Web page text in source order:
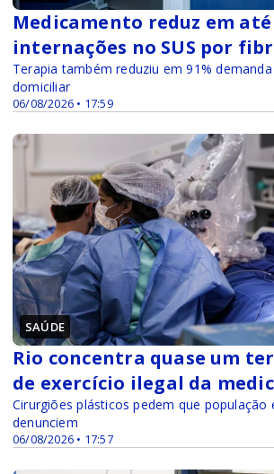
06/08/2026 • 17:59
Medicamento reduz em até
internações no SUS por
Terapia também reduziu em 91%
domiciliar
SAÚDE
06/08/2026 • 17:57
Rio concentra quase um
de exercício ilegal da
Cirurgiões plásticos pedem que população
denunciem